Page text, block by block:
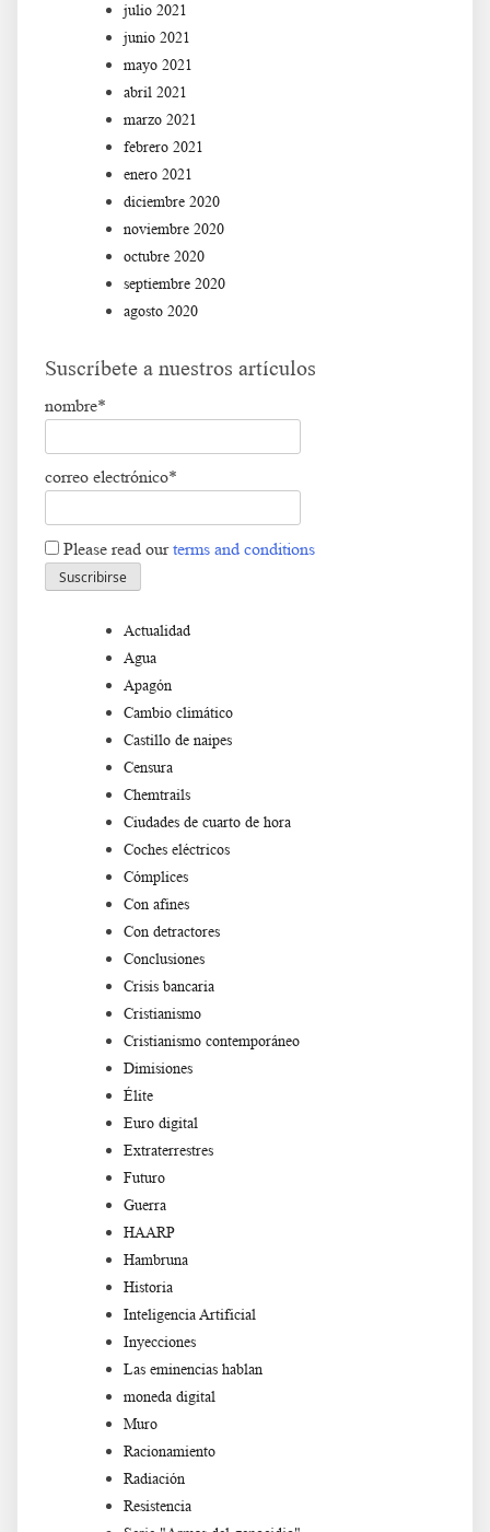
julio 2021
junio 2021
mayo 2021
abril 2021
marzo 2021
febrero 2021
enero 2021
diciembre 2020
noviembre 2020
octubre 2020
septiembre 2020
agosto 2020
Suscríbete a nuestros artículos
nombre*
correo electrónico*
Please read ourterms and conditions
Actualidad
Agua
Apagón
Cambio climático
Castillo de naipes
Censura
Chemtrails
Ciudades de cuarto de hora
Coches eléctricos
Cómplices
Con afines
Con detractores
Conclusiones
Crisis bancaria
Cristianismo
Cristianismo contemporáneo
Dimisiones
Élite
Euro digital
Extraterrestres
Futuro
Guerra
HAARP
Hambruna
Historia
Inteligencia Artificial
Inyecciones
Las eminencias hablan
moneda digital
Muro
Racionamiento
Radiación
Resistencia